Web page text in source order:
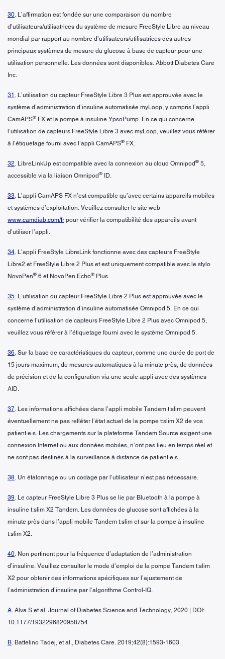
30. L’affirmation est fondée sur une comparaison du nombre
d’utilisateurs/utilisatrices du système de mesure FreeStyle Libre au niveau
mondial par rapport au nombre d’utilisateurs/utilisatrices des autres
principaux systèmes de mesure du glucose à base de capteur pour une
utilisation personnelle. Les données sont disponibles. Abbott Diabetes Care
Inc.
31 . L’utilisation du capteur FreeStyle Libre 3 Plus est approuvée avec le
système d’administration d’insuline automatisée myLoop, y compris l’appli
CamAPS® FX et la pompe à insuline YpsoPump. En ce qui concerne
l’utilisation de capteurs FreeStyle Libre 3 avec myLoop, veuillez vous référer
à l’étiquetage fourni avec l’appli CamAPS® FX.
32. LibreLinkUp est compatible avec la connexion au cloud Omnipod® 5,
accessible via la liaison Omnipod® ID.
33. L’appli CamAPS FX n’est compatible qu’avec certains appareils mobiles
et systèmes d’exploitation. Veuillez consulter le site web
www.camdiab.com/fr pour vérifier la compatibilité des appareils avant
d’utiliser l’appli.
34. L’appli FreeStyle LibreLink fonctionne avec des capteurs FreeStyle
Libre2 et FreeStyle Libre 2 Plus et est uniquement compatible avec le stylo
NovoPen® 6 et NovoPen Echo® Plus.
35. L’utilisation du capteur FreeStyle Libre 2 Plus est approuvée avec le
système d’administration d’insuline automatisée Omnipod 5. En ce qui
concerne l’utilisation de capteurs FreeStyle Libre 2 Plus avec Omnipod 5,
veuillez vous référer à l’étiquetage fourni avec le système Omnipod 5.
36. Sur la base de caractéristiques du capteur, comme une durée de port de
15 jours maximum, de mesures automatiques à la minute près, de données
de précision et de la configuration via une seule appli avec des systèmes
AID.
37. Les informations affichées dans l’appli mobile Tandem t:slim peuvent
éventuellement ne pas refléter l’état actuel de la pompe t:slim X2 de vos
patient·e·s. Les chargements sur la plateforme Tandem Source exigent une
connexion Internet ou aux données mobiles, n’ont pas lieu en temps réel et
ne sont pas destinés à la surveillance à distance de patient·e·s.
38. Un étalonnage ou un codage par l’utilisateur n’est pas nécessaire.
39. Le capteur FreeStyle Libre 3 Plus se lie par Bluetooth à la pompe à
insuline t:slim X2 Tandem. Les données de glucose sont affichées à la
minute près dans l’appli mobile Tandem t:slim et sur la pompe à insuline
t:slim X2.
40. Non pertinent pour la fréquence d’adaptation de l’administration
d’insuline. Veuillez consulter le mode d’emploi de la pompe Tandem t:slim
X2 pour obtenir des informations spécifiques sur l’ajustement de
l’administration d’insuline par l’algorithme Control-IQ.
A. Alva S et al. Journal of Diabetes Science and Technology, 2020 | DOI:
10.1177/1932296820958754
B. Battelino Tadej, et al., Diabetes Care. 2019;42(8):1593-1603.